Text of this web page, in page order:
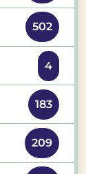
502
4
183
209